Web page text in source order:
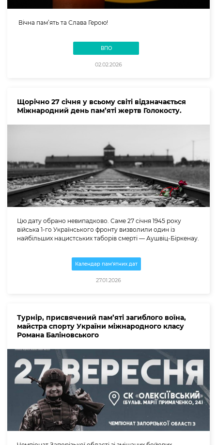
Вічна пам’ять та Слава Герою!
ВПО
02.02.2026
Щорічно 27 січня у всьому світі відзначається
Міжнародний день пам’яті жертв Голокосту.
Цю дату обрано невипадково. Саме 27 січня 1945 року
війська 1-го Українського фронту визволили один із
найбільших нацистських таборів смерті — Аушвіц-Біркенау.
Календар пам'ятних дат
27.01.2026
Турнір, присвячений пам’яті загиблого воїна,
майстра спорту України міжнародного класу
Романа Баліновського